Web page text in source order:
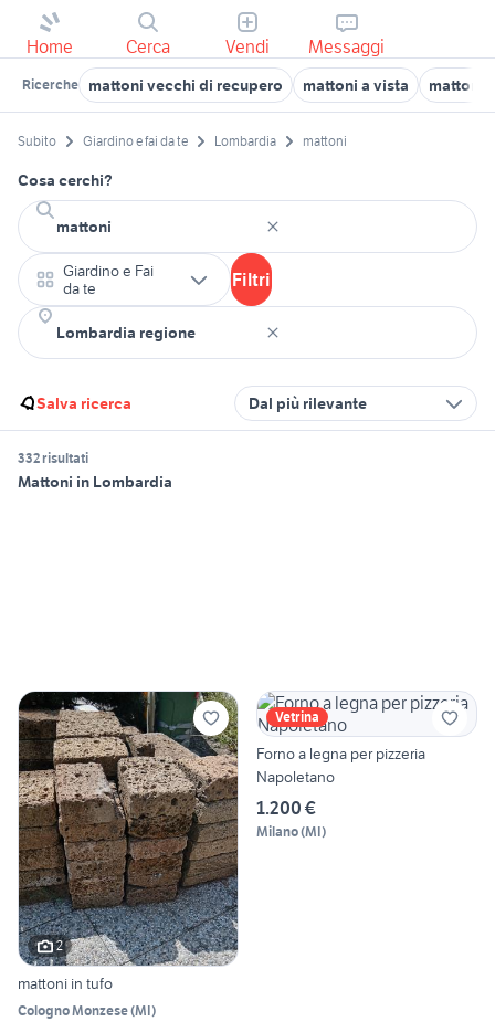
Home Cerca Vendi Messaggi
Ricerche mattoni vecchi di recupero mattoni a vista mattoni
Subito Giardino e fai da te Lombardia mattoni
Cosa cerchi?
Giardino e Fai
da te
Filtri
Salva ricerca Dal più rilevante
332 risultati
Mattoni in Lombardia
2
mattoni in tufo
Cologno Monzese(MI)
Vetrina
Forno a legna per pizzeria
Napoletano
1.200 €
Milano(MI)